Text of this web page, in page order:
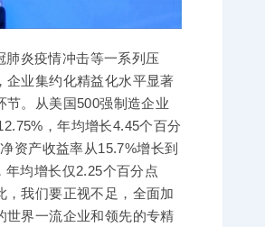
肺炎疫情冲击等一系列压
企业集约化精益化水平显著
。从美国500强制造企业
，年均增长4.45个百分
资产收益率从15.7%增长到
年均增长仅2.25个百分点
我们要正视不足，全面加
世界一流企业和领先的专精